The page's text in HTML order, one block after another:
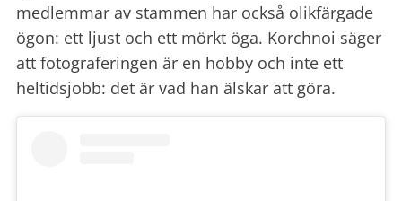
medlemmar av stammen har också olikfärgade
ögon: ett ljust och ett mörkt öga. Korchnoi säger
att fotograferingen är en hobby och inte ett
heltidsjobb: det är vad han älskar att göra.